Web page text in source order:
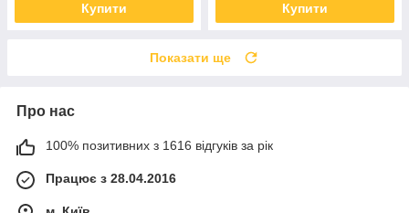
Купити Купити
Показати ще
Про нас
100% позитивних з 1616 відгуків за рік
Працює з 28.04.2016